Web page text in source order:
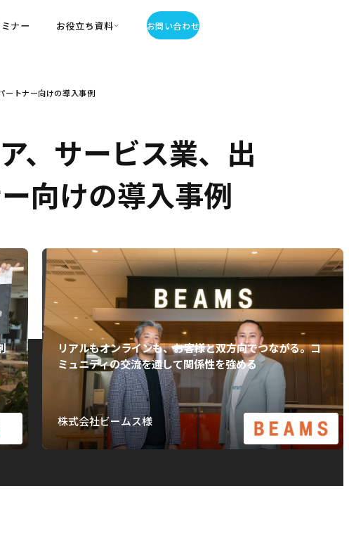
Navigator
ナー お役立ち資料
・お役立ち資料
お問い合わせ
ートナー向けの導入事例
、サービス業、出
向けの導入事例
リアルもオンラインも、お客様と双方向でつながる。コ
ミュニティの交流を通して関係性を強める
株式会社ビームス様